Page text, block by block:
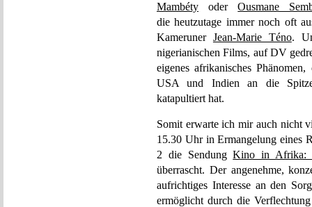
Mambéty oderOusmane
die heutzutage immer noch oft
Kameruner Jean-Marie Téno.
nigerianischen Films, auf DV
eigenes afrikanisches
USA und Indien an die
katapultiert hat.
Somit erwarte ich mir auch nicht
15.30 Uhr in Ermangelung eines
2 die SendungKino in Afrika:
überrascht. Der angenehme,
aufrichtiges Interesse an den
ermöglicht durch die